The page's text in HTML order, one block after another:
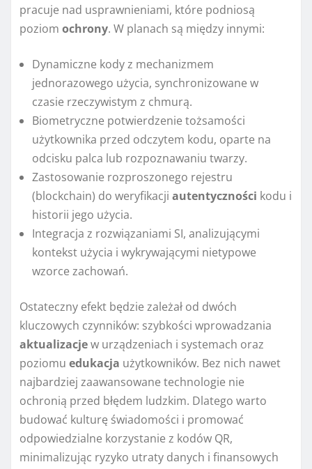
pracuje nad usprawnieniami, które podniosą
poziom ochrony. W planach są między innymi:
Dynamiczne kody z mechanizmem
jednorazowego użycia, synchronizowane w
czasie rzeczywistym z chmurą.
Biometryczne potwierdzenie tożsamości
użytkownika przed odczytem kodu, oparte na
odcisku palca lub rozpoznawaniu twarzy.
Zastosowanie rozproszonego rejestru
(blockchain) do weryfikacji autentyczności kodu i
historii jego użycia.
Integracja z rozwiązaniami SI, analizującymi
kontekst użycia i wykrywającymi nietypowe
wzorce zachowań.
Ostateczny efekt będzie zależał od dwóch
kluczowych czynników: szybkości wprowadzania
aktualizacjew urządzeniach i systemach oraz
poziomu edukacja użytkowników. Bez nich nawet
najbardziej zaawansowane technologie nie
ochronią przed błędem ludzkim. Dlatego warto
budować kulturę świadomości i promować
odpowiedzialne korzystanie z kodów QR,
minimalizując ryzyko utraty danych i finansowych